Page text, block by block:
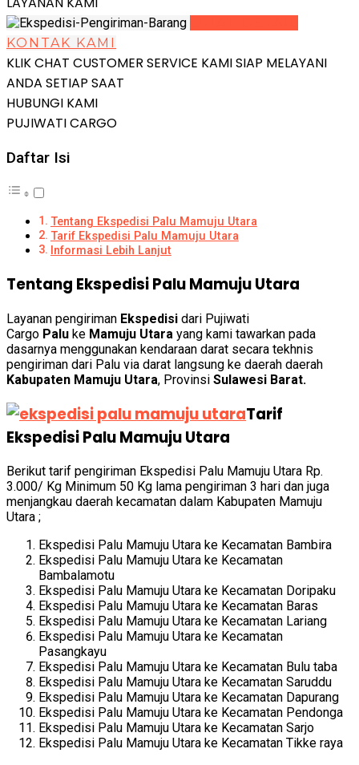
KONTAK KAMI
KLIK CHAT CUSTOMER SERVICE KAMI SIAP MELAYANI
ANDA SETIAP SAAT
HUBUNGI KAMI
PUJIWATI CARGO
Daftar Isi
Tentang Ekspedisi Palu Mamuju Utara
Tarif Ekspedisi Palu Mamuju Utara
Informasi Lebih Lanjut
Tentang Ekspedisi Palu Mamuju Utara
Layanan pengiriman Ekspedisi dari Pujiwati
Cargo Palu ke Mamuju Utara yang kami tawarkan pada
dasarnya menggunakan kendaraan darat secara tekhnis
pengiriman dari Palu via darat langsung ke daerah daerah
Kabupaten Mamuju Utara, Provinsi Sulawesi Barat.
Tarif
Ekspedisi Palu Mamuju Utara
Berikut tarif pengiriman Ekspedisi Palu Mamuju Utara Rp.
3.000/ Kg Minimum 50 Kg lama pengiriman 3 hari dan juga
menjangkau daerah kecamatan dalam Kabupaten Mamuju
Utara ;
Ekspedisi Palu Mamuju Utara ke Kecamatan Bambira
Ekspedisi Palu Mamuju Utara ke Kecamatan
Bambalamotu
Ekspedisi Palu Mamuju Utara ke Kecamatan Doripaku
Ekspedisi Palu Mamuju Utara ke Kecamatan Baras
Ekspedisi Palu Mamuju Utara ke Kecamatan Lariang
Ekspedisi Palu Mamuju Utara ke Kecamatan
Pasangkayu
Ekspedisi Palu Mamuju Utara ke Kecamatan Bulu taba
Ekspedisi Palu Mamuju Utara ke Kecamatan Saruddu
Ekspedisi Palu Mamuju Utara ke Kecamatan Dapurang
Ekspedisi Palu Mamuju Utara ke Kecamatan Pendonga
Ekspedisi Palu Mamuju Utara ke Kecamatan Sarjo
Ekspedisi Palu Mamuju Utara ke Kecamatan Tikke raya